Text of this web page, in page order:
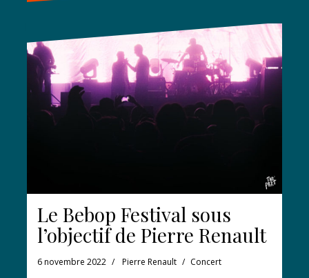
Le Bebop Festival sous
l’objectif de Pierre Renault
6 novembre 2022 Pierre Renault Concert